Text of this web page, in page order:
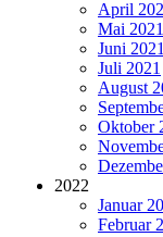
April
Mai 2021
Juni 2021
Juli 2021
August
Oktober
2022
Januar
Februar